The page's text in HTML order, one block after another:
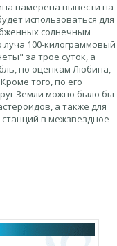
намерена вывести на
использоваться для
солнечным
100-килограммовый
за трое суток, а
по оценкам Любина,
того, по его
Земли можно было бы
а также для
в межзвездное